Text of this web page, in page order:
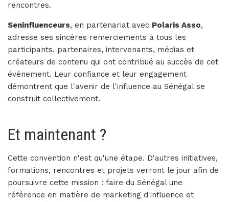
rencontres.
Seninfluenceurs, en partenariat avec Polaris Asso,
adresse ses sincères remerciements à tous les
participants, partenaires, intervenants, médias et
créateurs de contenu qui ont contribué au succès de cet
événement. Leur confiance et leur engagement
démontrent que l'avenir de l'influence au Sénégal se
construit collectivement.
Et maintenant ?
Cette convention n'est qu'une étape. D'autres initiatives,
formations, rencontres et projets verront le jour afin de
poursuivre cette mission : faire du Sénégal une
référence en matière de marketing d'influence et